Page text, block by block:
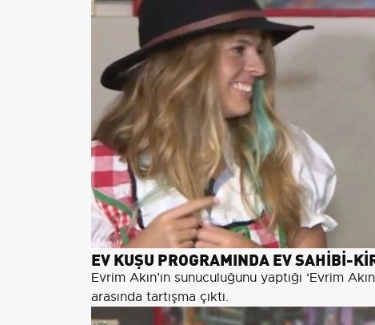
EV KUŞU PROGRAMINDA EV SAHİBİ-
Evrim Akın’ın sunuculuğunu yaptığı ‘Evrim
arasında tartışma çıktı.